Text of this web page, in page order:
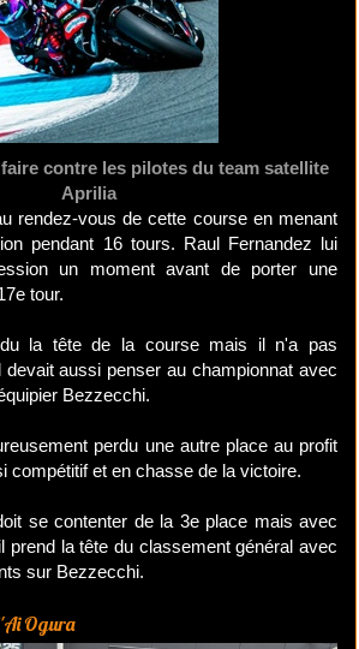
contre les pilotes du team satellite
Aprilia
rendez-vous de cette course en menant
pendant 16 tours. Raul Fernandez lui
un moment avant de porter une
tour.
la tête de la course mais il n'a pas
devait aussi penser au championnat avec
Bezzecchi.
perdu une autre place au profit
compétitif et en chasse de la victoire.
se contenter de la 3e place mais avec
prend la tête du classement général avec
sur Bezzecchi.
Ogura